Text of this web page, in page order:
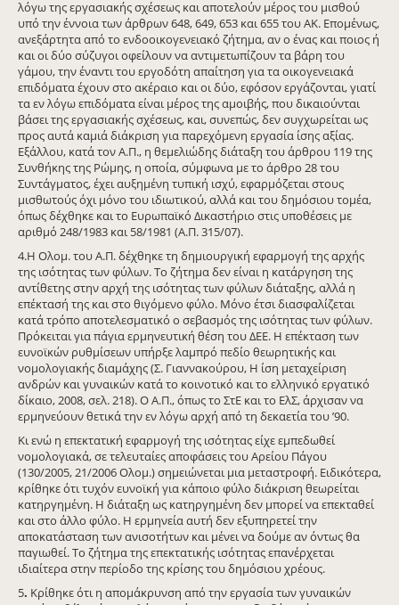
λόγω της εργασιακής σχέσεως και αποτελούν μέρος του μισθού
υπό την έννοια των άρθρων 648, 649, 653 και 655 του ΑΚ. Επομένως,
ανεξάρτητα από το ενδοοικογενειακό ζήτημα, αν ο ένας και ποιος ή
και οι δύο σύζυγοι οφείλουν να αντιμετωπίζουν τα βάρη του
γάμου, την έναντι του εργοδότη απαίτηση για τα οικογενειακά
επιδόματα έχουν στο ακέραιο και οι δύο, εφόσον εργάζονται, γιατί
τα εν λόγω επιδόματα είναι μέρος της αμοιβής, που δικαιούνται
βάσει της εργασιακής σχέσεως, και, συνεπώς, δεν συγχωρείται ως
προς αυτά καμιά διάκριση για παρεχόμενη εργασία ίσης αξίας.
Εξάλλου, κατά τον Α.Π., η θεμελιώδης διάταξη του άρθρου 119 της
Συνθήκης της Ρώμης, η οποία, σύμφωνα με το άρθρο 28 του
Συντάγματος, έχει αυξημένη τυπική ισχύ, εφαρμόζεται στους
μισθωτούς όχι μόνο του ιδιωτικού, αλλά και του δημόσιου τομέα,
όπως δέχθηκε και το Ευρωπαϊκό Δικαστήριο στις υποθέσεις με
αριθμό 248/1983 και 58/1981 (Α.Π. 315/07).
4.Η Ολομ. του Α.Π. δέχθηκε τη δημιουργική εφαρμογή της αρχής
της ισότητας των φύλων. Το ζήτημα δεν είναι η κατάργηση της
αντίθετης στην αρχή της ισότητας των φύλων διάταξης, αλλά η
επέκτασή της και στο θιγόμενο φύλο. Μόνο έτσι διασφαλίζεται
κατά τρόπο αποτελεσματικό ο σεβασμός της ισότητας των φύλων.
Πρόκειται για πάγια ερμηνευτική θέση του ΔΕΕ. Η επέκταση των
ευνοϊκών ρυθμίσεων υπήρξε λαμπρό πεδίο θεωρητικής και
νομολογιακής διαμάχης (Σ. Γιαννακούρου, Η ίση μεταχείριση
ανδρών και γυναικών κατά το κοινοτικό και το ελληνικό εργατικό
δίκαιο, 2008, σελ. 218). Ο Α.Π., όπως το ΣτΕ και το ΕλΣ, άρχισαν να
ερμηνεύουν θετικά την εν λόγω αρχή από τη δεκαετία του ’90.
Κι ενώ η επεκτατική εφαρμογή της ισότητας είχε εμπεδωθεί
νομολογιακά, σε τελευταίες αποφάσεις του Αρείου Πάγου
(130/2005, 21/2006 Ολομ.) σημειώνεται μια μεταστροφή. Ειδικότερα,
κρίθηκε ότι τυχόν ευνοϊκή για κάποιο φύλο διάκριση θεωρείται
κατηργημένη. Η διάταξη ως κατηργημένη δεν μπορεί να επεκταθεί
και στο άλλο φύλο. Η ερμηνεία αυτή δεν εξυπηρετεί την
αποκατάσταση των ανισοτήτων και μένει να δούμε αν όντως θα
παγιωθεί. Το ζήτημα της επεκτατικής ισότητας επανέρχεται
ιδιαίτερα στην περίοδο της κρίσης του δημόσιου χρέους.
5. Κρίθηκε ότι η απομάκρυνση από την εργασία των γυναικών